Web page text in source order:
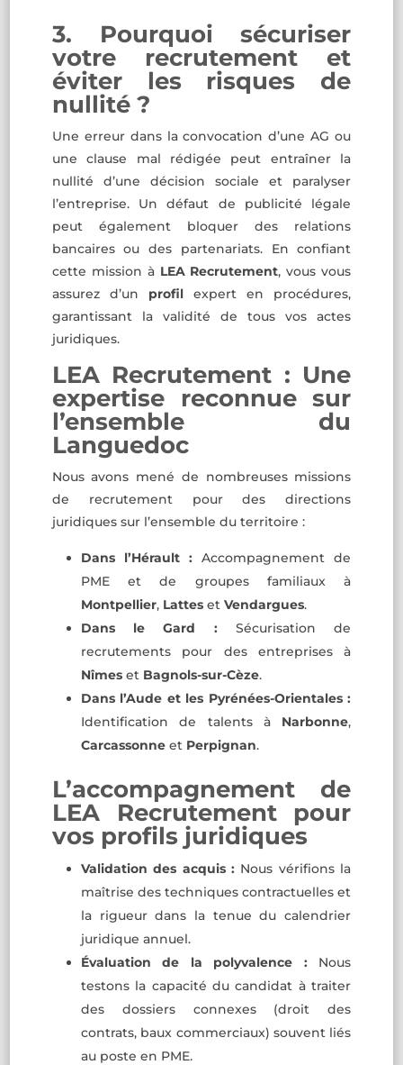
3. Pourquoi sécuriser
votre recrutement et
éviter les risques de
nullité ?
Une erreur dans la convocation d’une AG ou
une clause mal rédigée peut entraîner la
nullité d’une décision sociale et paralyser
l’entreprise. Un défaut de publicité légale
peut également bloquer des relations
bancaires ou des partenariats. En confiant
cette mission à LEA Recrutement, vous vous
assurez d’un profilexpert en procédures,
garantissant la validité de tous vos actes
juridiques.
LEA Recrutement : Une
expertise reconnue sur
l’ensemble du
Languedoc
Nous avons mené de nombreuses missions
de recrutement pour des directions
juridiques sur l’ensemble du territoire :
Dans l’Hérault : Accompagnement de
PME et de groupes familiaux à
Montpellier, Latteset Vendargues.
Dans le Gard : Sécurisation de
recrutements pour des entreprises à
Nîmeset Bagnols-sur-Cèze.
Dans l’Aude et les Pyrénées-Orientales :
Identification de talents à Narbonne,
Carcassonneet Perpignan.
L’accompagnement de
LEA Recrutement pour
vos profils juridiques
Validation des acquis : Nous vérifions la
maîtrise des techniques contractuelles et
la rigueur dans la tenue du calendrier
juridique annuel.
Évaluation de la polyvalence : Nous
testons la capacité du candidat à traiter
des dossiers connexes (droit des
contrats, baux commerciaux) souvent liés
au poste en PME.